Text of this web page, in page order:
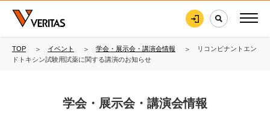
TOP イベント 学会・展示会・講演会情報
リコンビナントエン
ドトキシン試験用試薬に関する講演のお知らせ
学会・展示会・講演会情報